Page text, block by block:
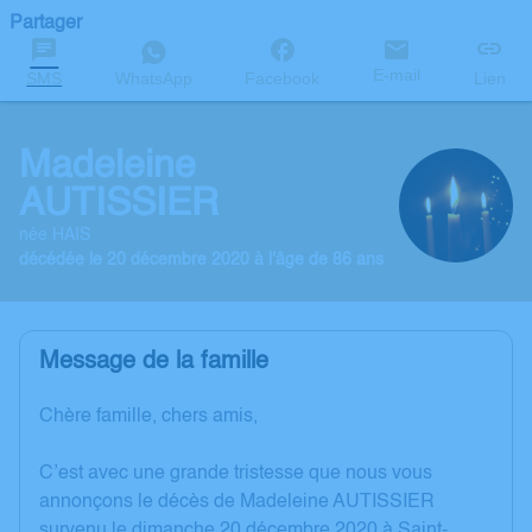
Partager
SMS WhatsApp Facebook E-mail Lien
Madeleine
AUTISSIER
née HAIS
décédée le 20 décembre 2020 à l'âge de 86 ans
Message de la famille
Chère famille, chers amis,
C’est avec une grande tristesse que nous vous
annonçons le décès de Madeleine AUTISSIER